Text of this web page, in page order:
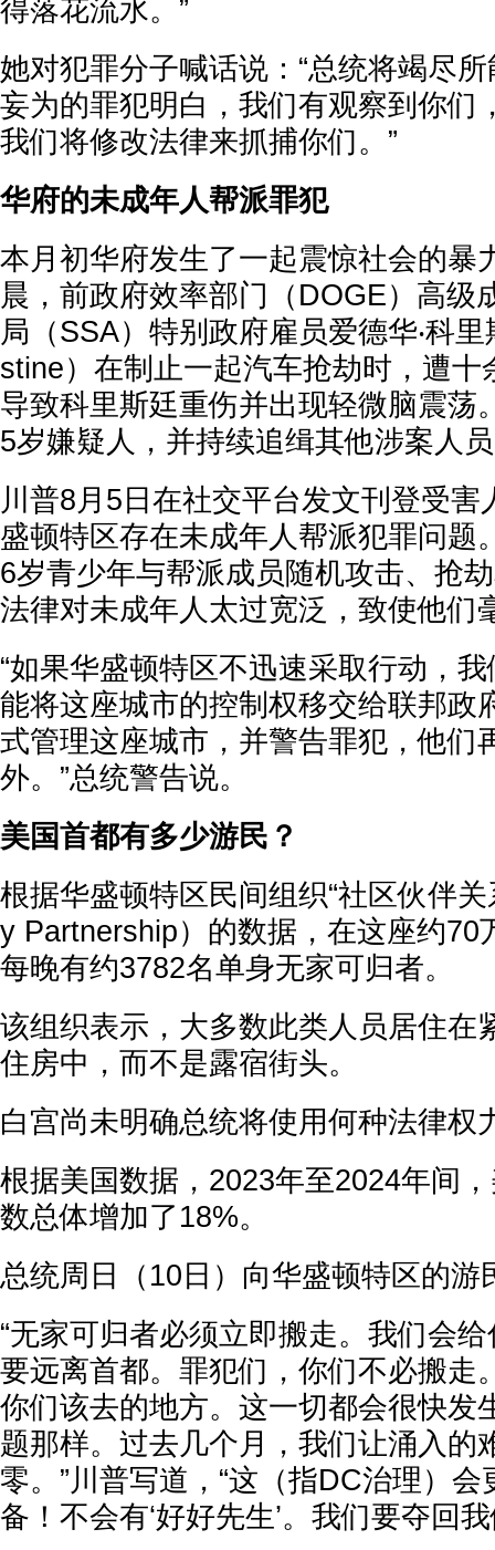
得落花流水。”
她对犯罪分子喊话说：“总统将竭尽
妄为的罪犯明白，我们有观察到你们
我们将修改法律来抓捕你们。”
华府的未成年人帮派罪犯
本月初华府发生了一起震惊社会的暴
晨，前政府效率部门（DOGE）高级
局（SSA）特别政府雇员爱德华‧科
stine）在制止一起汽车抢劫时，遭十
导致科里斯廷重伤并出现轻微脑震荡
5岁嫌疑人，并持续追缉其他涉案人
川普8月5日在社交平台发文刊登受害
盛顿特区存在未成年人帮派犯罪问题
6岁青少年与帮派成员随机攻击、抢
法律对未成年人太过宽泛，致使他们
“如果华盛顿特区不迅速采取行动，
能将这座城市的控制权移交给联邦政
式管理这座城市，并警告罪犯，他们
外。”总统警告说。
美国首都有多少游民？
根据华盛顿特区民间组织“社区伙伴
y Partnership）的数据，在这座约70
每晚有约3782名单身无家可归者。
该组织表示，大多数此类人员居住在
住房中，而不是露宿街头。
白宫尚未明确总统将使用何种法律权
根据美国数据，2023年至2024年间
数总体增加了18%。
总统周日（10日）向华盛顿特区的游
“无家可归者必须立即搬走。我们会
要远离首都。罪犯们，你们不必搬走
你们该去的地方。这一切都会很快发
题那样。过去几个月，我们让涌入的
零。”川普写道，“这（指DC治理）
备！不会有‘好好先生’。我们要夺回